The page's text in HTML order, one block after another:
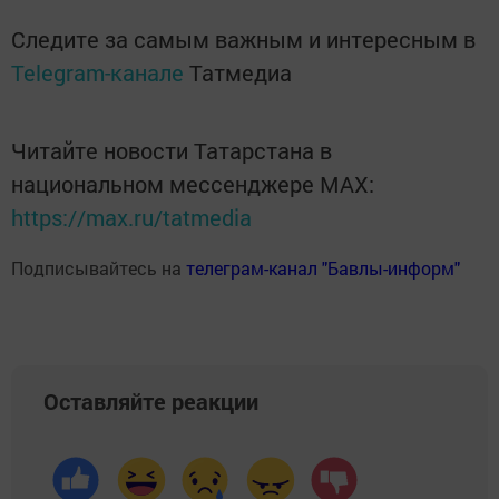
Следите за самым важным и интересным в
Telegram-канале Татмедиа
Читайте новости Татарстана в
национальном мессенджере MАХ:
https://max.ru/tatmedia
Подписывайтесь на телеграм-канал "Бавлы-информ"
Оставляйте реакции